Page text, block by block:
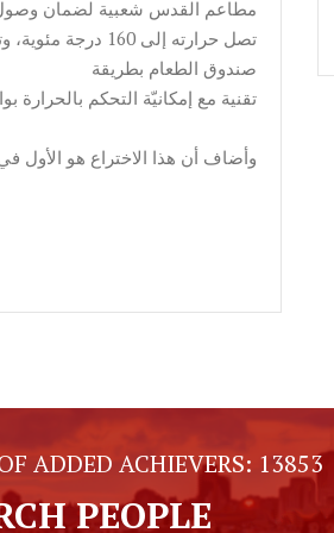
مطاعم القدس شعبية لضمان وصول
تصل حرارته إلى
صندوق الطعام بطريقة
تقنية مع إمكانيّة التحكم بالحرارة
وأضاف أن هذا الاختراع هو الأول
ADDED ACHIEVERS: 13853
PEOPLE